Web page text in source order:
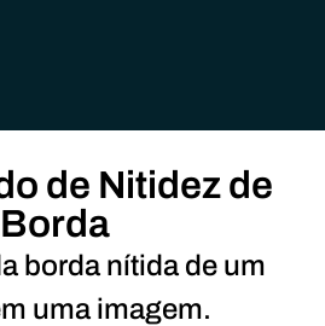
de Nitidez de
Borda
borda nítida de um
uma imagem.